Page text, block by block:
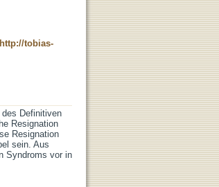
http://tobias-
Definitiven
Resignation
Resignation
sein. Aus
Syndroms vor in